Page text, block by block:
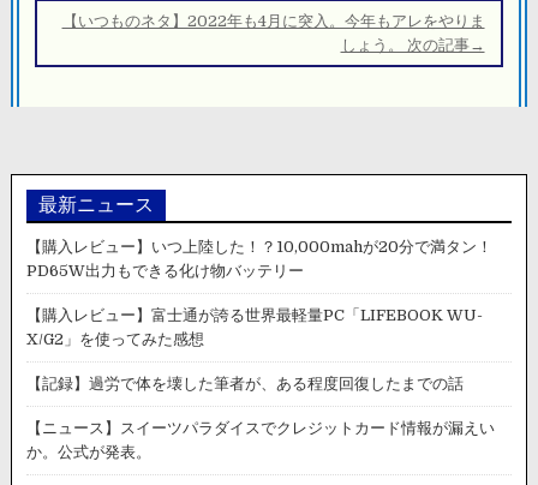
ー【いつものネタ】2022年も4月に突入。今年もアレをやりま
しょう。 次の記事→
最新ニュース
【購入レビュー】いつ上陸した！？10,000mahが20分で満タン！
PD65W出力もできる化け物バッテリー
【購入レビュー】富士通が誇る世界最軽量PC「LIFEBOOK WU-
X/G2」を使ってみた感想
【記録】過労で体を壊した筆者が、ある程度回復したまでの話
【ニュース】スイーツパラダイスでクレジットカード情報が漏えい
か。公式が発表。